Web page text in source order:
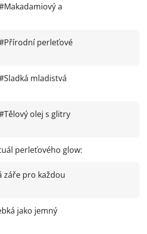
a
perleťové
mladistvá
olej s glitry
perleťového glow:
záře pro každou
jako jemný